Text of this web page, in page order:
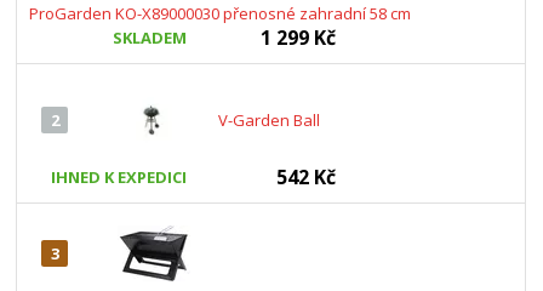
ProGarden KO-X89000030 přenosné zahradní 58 cm
SKLADEM
1 299 Kč
2 V-Garden Ball
IHNED K EXPEDICI 542 Kč
3